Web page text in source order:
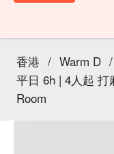
香港 / Warm D /
平日 6h | 4人起
Room